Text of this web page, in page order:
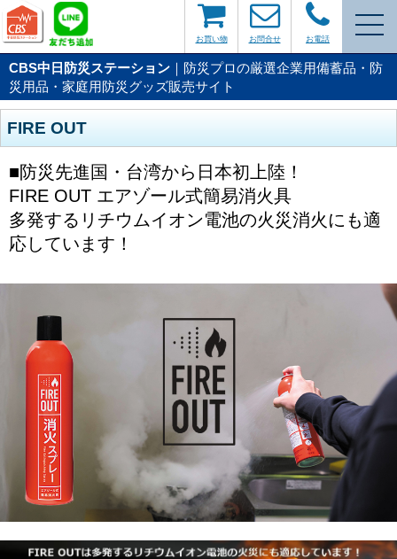
お電話
お問合せ
お買い物
CBS中日防災ステーション ｜防災プロの厳選企業用備蓄品・防
災用品・家庭用防災グッズ販売サイト
FIRE OUT
■防災先進国・台湾から日本初上陸！
FIRE OUT エアゾール式簡易消火具
多発するリチウムイオン電池の火災消火にも適
応しています！